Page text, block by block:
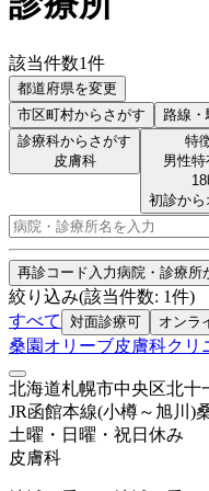
該当件数1件
都道府県を変更
市区町村からさがす 路線・
診療科からさがす
皮膚科
特
男性
初診から
再診コード入力病院・診療所
絞り込み(該当件数: 1件)
すべて
対面診療可 オンラ
桑園オリーブ皮膚科クリ
北海道札幌市中央区北十
JR函館本線(小樽～旭川)
土曜・日曜・祝日 休み
皮膚科